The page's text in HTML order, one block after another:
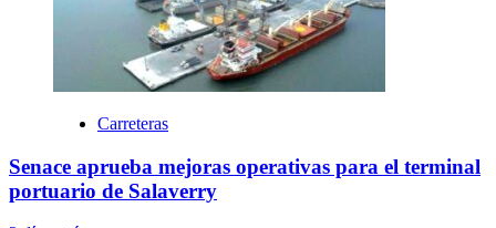
Carreteras
Senace aprueba mejoras operativas para el terminal
portuario de Salaverry